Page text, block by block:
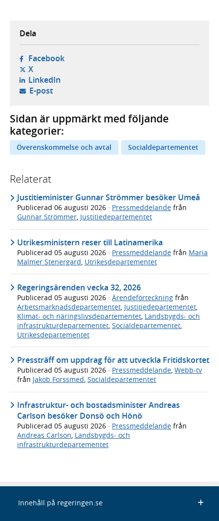
Dela
Facebook- öppnas i ny flik, extern webbplats,
X- öppnas i ny flik, extern webbplats,
LinkedIn- öppnas i ny flik, extern webbplats,
E-post- öppnar din e-postklient,
Sidan är uppmärkt med följande
kategorier:
Överenskommelse och avtal Socialdepartementet
Relaterat
Justitieminister Gunnar Strömmer besöker Umeå
Publicerad 06 augusti 2026 · Pressmeddelande från
Gunnar Strömmer, Justitiedepartementet
Utrikesministern reser till Latinamerika
Publicerad 05 augusti 2026 · Pressmeddelande från Maria
Malmer Stenergard, Utrikesdepartementet
Regeringsärenden vecka 32, 2026
Publicerad 05 augusti 2026 · Ärendeförteckning från
Arbetsmarknadsdepartementet Justitiedepartementet
Klimat- och näringslivsdepartementet Landsbygds- och
infrastrukturdepartementet Socialdepartementet
Utrikesdepartementet
Pressträff om uppdrag för att utveckla Fritidskortet
Publicerad 05 augusti 2026 · Pressmeddelande, Webb-tv
från Jakob Forssmed, Socialdepartementet
Infrastruktur- och bostadsminister Andreas
Carlson besöker Donsö och Hönö
Publicerad 05 augusti 2026 · Pressmeddelande från
Andreas Carlson, Landsbygds- och
infrastrukturdepartementet
Innehåll på regeringen.se